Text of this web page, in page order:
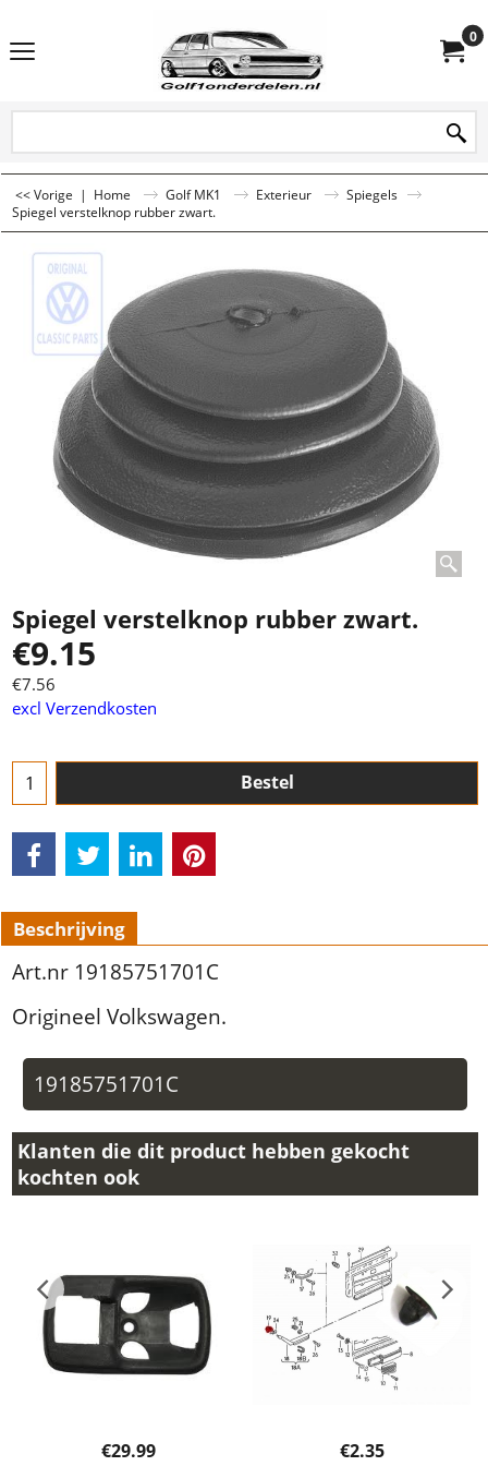
0
<< Vorige | Home Golf MK1 Exterieur
Spiegels
Spiegel verstelknop rubber zwart.
Spiegel verstelknop rubber zwart.
€9.15
€7.56
excl Verzendkosten
Bestel
Beschrijving
Art.nr 19185751701C
Origineel Volkswagen.
19185751701C
Klanten die dit product hebben gekocht
kochten ook
€29.99 €2.35